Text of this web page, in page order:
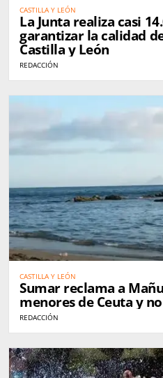
CASTILLA Y LEÓN
La Junta realiza casi
garantizar la calidad
Castilla y León
REDACCIÓN
CASTILLA Y LEÓN
Sumar reclama a
menores de Ceuta y
REDACCIÓN